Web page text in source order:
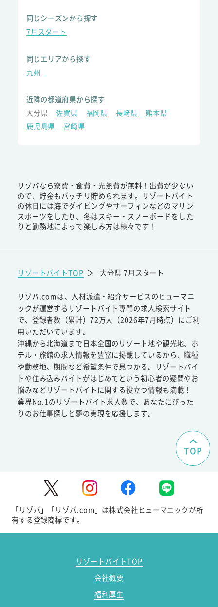
同じシーズンから探す
7月スタート
同じエリアから探す
九州
近隣の都道府県から探す
大分県
佐賀県 福岡県 長崎県
熊本県
鹿児島県
宮崎県
リゾバなら寮費・食費・光熱費が無料！出費が少ない
ので、貯金もバッチリ貯められます。リゾートバイト
の休日には海でダイビングやサーフィンなどのマリン
スポーツをしたり、冬はスキー・スノーボードをした
りと勤務地によって楽しみ方は様々です！
リゾートバイトTOP ＞ 大分県 7月スタート
リゾバ.comは、人材派遣・紹介サービスのヒューマニ
ックが運営するリゾートバイト専門の求人検索サイト
で、登録者数（累計）72万人（2026年7月時点）にご利
用いただいています。
沖縄から北海道まで日本全国のリゾート地や観光地、ホ
テル・旅館の求人情報を豊富に掲載しているから、職種
や勤務地、期間など希望条件で見つかる。リゾートバイ
トや住み込みバイトがはじめてという初心者の疑問やお
悩みなどリゾートバイトに関する役立つ情報も満載！
業界No.1のリゾートバイト求人数で、あなたにぴった
りのお仕事探しと夢の実現を応援します。
TOP
「リゾバ」「リゾバ.com」は株式会社ヒューマニックが所
有する登録商標です。
リゾートバイトTOP
会社概要
福利厚生